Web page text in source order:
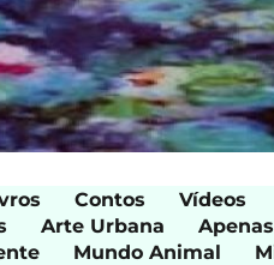
Contos Vídeos
Arte Urbana
Mundo Animal